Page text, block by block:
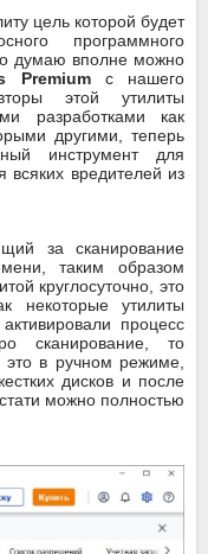
цель которой будет
программного
думаю вполне можно
Premium с нашего
этой утилиты
разработками как
другими, теперь
инструмент для
вредителей из
за сканирование
таким образом
круглосуточно, это
некоторые утилиты
процесс
сканирование, то
в ручном режиме,
дисков и после
можно полностью